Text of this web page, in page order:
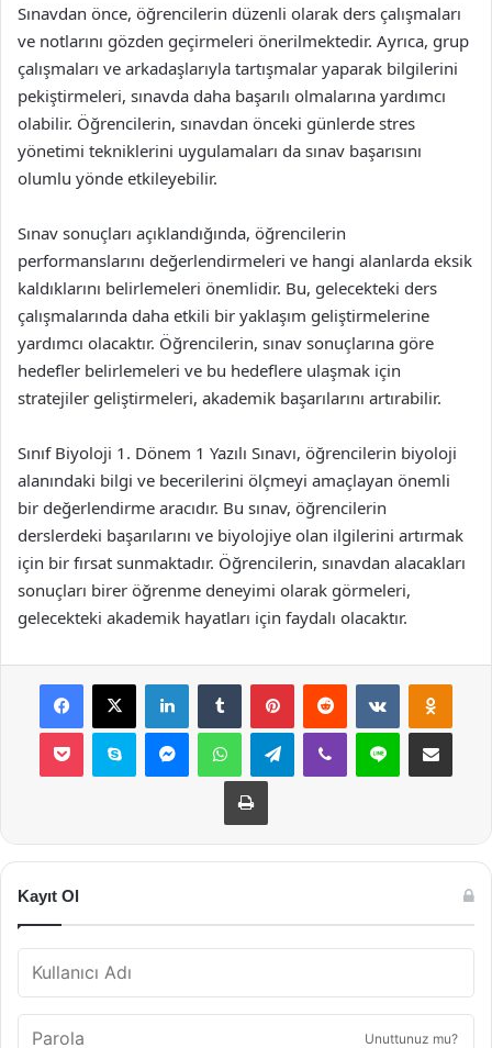
Sınavdan önce, öğrencilerin düzenli olarak ders çalışmaları
ve notlarını gözden geçirmeleri önerilmektedir. Ayrıca, grup
çalışmaları ve arkadaşlarıyla tartışmalar yaparak bilgilerini
pekiştirmeleri, sınavda daha başarılı olmalarına yardımcı
olabilir. Öğrencilerin, sınavdan önceki günlerde stres
yönetimi tekniklerini uygulamaları da sınav başarısını
olumlu yönde etkileyebilir.
Sınav sonuçları açıklandığında, öğrencilerin
performanslarını değerlendirmeleri ve hangi alanlarda eksik
kaldıklarını belirlemeleri önemlidir. Bu, gelecekteki ders
çalışmalarında daha etkili bir yaklaşım geliştirmelerine
yardımcı olacaktır. Öğrencilerin, sınav sonuçlarına göre
hedefler belirlemeleri ve bu hedeflere ulaşmak için
stratejiler geliştirmeleri, akademik başarılarını artırabilir.
Sınıf Biyoloji 1. Dönem 1 Yazılı Sınavı, öğrencilerin biyoloji
alanındaki bilgi ve becerilerini ölçmeyi amaçlayan önemli
bir değerlendirme aracıdır. Bu sınav, öğrencilerin
derslerdeki başarılarını ve biyolojiye olan ilgilerini artırmak
için bir fırsat sunmaktadır. Öğrencilerin, sınavdan alacakları
sonuçları birer öğrenme deneyimi olarak görmeleri,
gelecekteki akademik hayatları için faydalı olacaktır.
Facebook
X LinkedInTumblr PinterestReddit VKontakte
Pocket Skype MessengerWhatsAppTelegramViber Line E-Posta ile
Yazdır
Kayıt Ol
Unuttunuz mu?